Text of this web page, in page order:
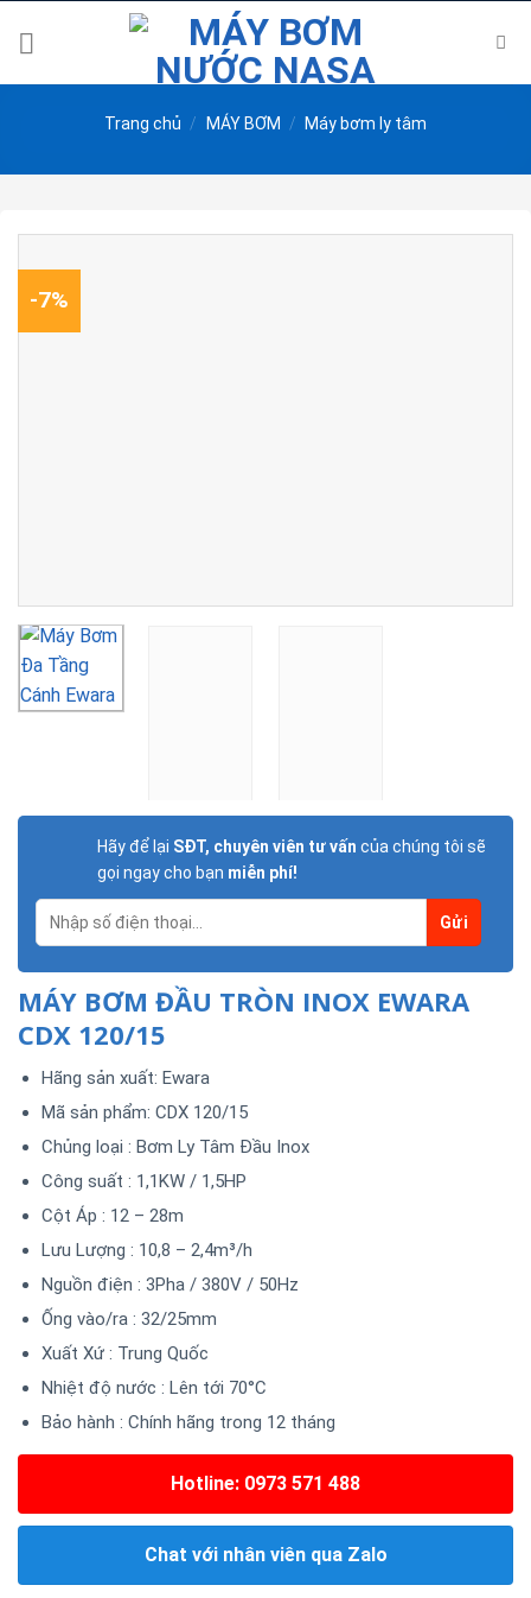
Trang chủ / MÁY BƠM / Máy bơm ly tâm
-7%
Hãy để lại SĐT, chuyên viên tư vấn của chúng tôi sẽ
gọi ngay cho bạn miễn phí!
MÁY BƠM ĐẦU TRÒN INOX EWARA
CDX 120/15
Hãng sản xuất: Ewara
Mã sản phẩm: CDX 120/15
Chủng loại : Bơm Ly Tâm Đầu Inox
Công suất : 1,1KW / 1,5HP
Cột Áp : 12 – 28m
Lưu Lượng : 10,8 – 2,4m³/h
Nguồn điện : 3Pha / 380V / 50Hz
Ống vào/ra : 32/25mm
Xuất Xứ : Trung Quốc
Nhiệt độ nước : Lên tới 70°C
Bảo hành : Chính hãng trong 12 tháng
Hotline: 0973 571 488
Chat với nhân viên qua Zalo